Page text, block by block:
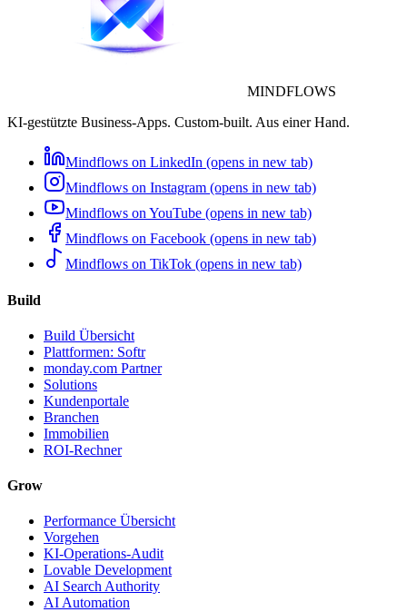
MINDFLOWS
KI-gestützte Business-Apps. Custom-built. Aus einer Hand.
Mindflows on LinkedIn (opens in new tab)
Mindflows on Instagram (opens in new tab)
Mindflows on YouTube (opens in new tab)
Mindflows on Facebook (opens in new tab)
Mindflows on TikTok (opens in new tab)
Build
Build Übersicht
Plattformen: Softr
monday.com Partner
Solutions
Kundenportale
Branchen
Immobilien
ROI-Rechner
Grow
Performance Übersicht
Vorgehen
KI-Operations-Audit
Lovable Development
AI Search Authority
AI Automation